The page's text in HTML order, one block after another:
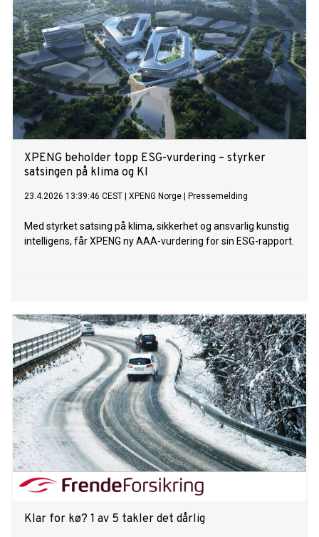
XPENG beholder topp ESG-vurdering – styrker
satsingen på klima og KI
23.4.2026 13:39:46 CEST XPENG Norge Pressemelding
Med styrket satsing på klima, sikkerhet og ansvarlig kunstig
intelligens, får XPENG ny AAA-vurdering for sin ESG-rapport.
Klar for kø? 1 av 5 takler det dårlig